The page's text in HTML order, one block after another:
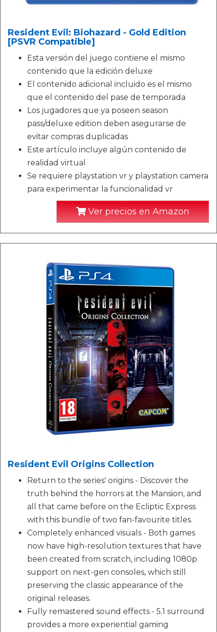
Resident Evil: Biohazard - Gold Edition
[PSVR Compatible]
Esta versión del juego contiene el mismo
contenido que la edición deluxe
El contenido adicional incluido es el mismo
que el contenido del pase de temporada
Los jugadores que ya poseen season
pass/deluxe edition deben asegurarse de
evitar compras duplicadas
Este artículo incluye algún contenido de
realidad virtual
Se requiere playstation vr y playstation camera
para experimentar la funcionalidad vr
Ver precios en Amazon
Resident Evil Origins Collection
Return to the series' origins - Discover the
truth behind the horrors at the Mansion, and
all that came before on the Ecliptic Express
with this bundle of two fan-favourite titles.
Completely enhanced visuals - Both games
now have high-resolution textures that have
been created from scratch, including 1080p
support on next-gen consoles, which still
preserving the classic appearance of the
original releases.
Fully remastered sound effects - 5.1 surround
provides a more experiential gaming